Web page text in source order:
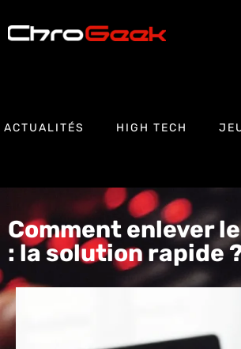
ACTUALITÉS HIGH TECH
Comment enlever
: la solution rapide